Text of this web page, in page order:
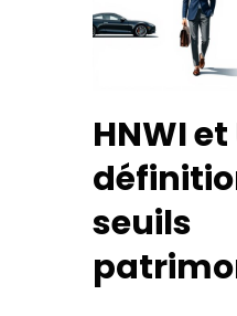
HNWI et
seuils